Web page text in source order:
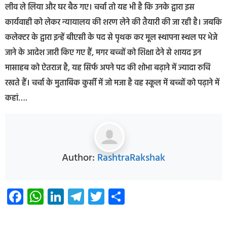
लीव ले लिया और घर बैठ गए। चर्चा तो यह भी है कि उनके द्वारा इस
कार्यवाही को लेकर न्यायालय की शरण लेने की तैयारी की जा रही है। जबकि
कलेक्टर के द्वारा इन्हें बीएसी के पद से पृथक कर मूल स्थापना स्थल पर भेजे
जाने के आदेश जारी किए गए हैं, मगर बच्चों को शिक्षा देने से शायद इन
मासाहब को ऐतराज है, यह सिर्फ अपने पद की शोभा बढ़ाने में ज्यादा रुचि
रखते हैं। चर्चा के मुताबिक कुर्सी में जो मजा है वह स्कूल में बच्चों को पढ़ाने में
कहां….
Author: RashtraRakshak
Facebook
WhatsApp
LinkedIn
Telegram
Twitter